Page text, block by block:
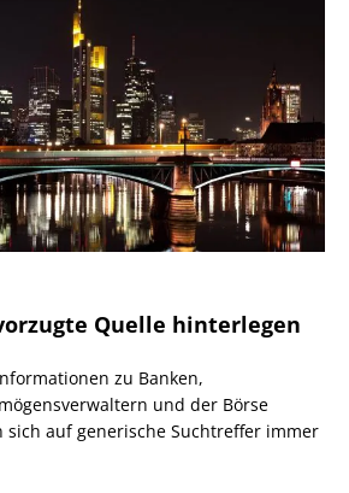
Quelle hinterlegen
zu Banken,
und der Börse
sich auf generische Suchtreffer immer